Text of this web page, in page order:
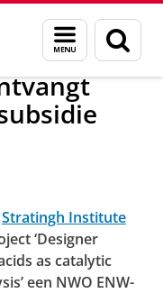
Menu
en
zoeken
Stratingh Institute
‘Designer
as catalytic
een NWO ENW-